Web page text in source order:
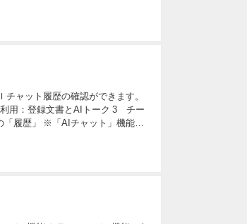
ャット履歴の確認ができます。
用：登録文書とAIトーク 3 チー
履歴」 ※「AIチャット」機能ご